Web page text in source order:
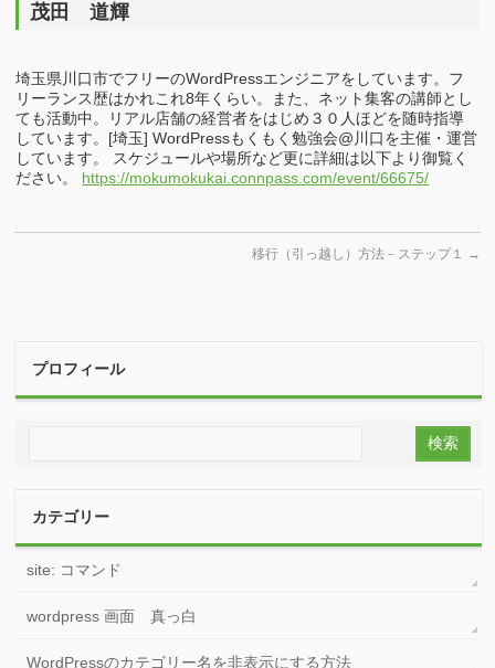
茂田 道輝
埼玉県川口市でフリーのWordPressエンジニアをしています。フ
リーランス歴はかれこれ8年くらい。また、ネット集客の講師とし
ても活動中。リアル店舗の経営者をはじめ３０人ほどを随時指導
しています。[埼玉] WordPressもくもく勉強会@川口を主催・運営
しています。 スケジュールや場所など更に詳細は以下より御覧く
ださい。 https://mokumokukai.connpass.com/event/66675/
移行（引っ越し）方法－ステップ１ →
プロフィール